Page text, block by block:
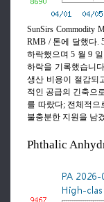
SunSirs Commodity
RMB / 톤에 달했다.
하락했으며 5 월 9
하락을 기록했습니
생산 비용이 절감되
적인 공급의 긴축으
를 따랐다; 전체적으
불충분한 지원을 남
Phthalic